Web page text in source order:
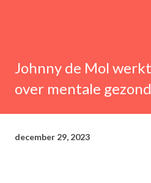
Johnny de Mol
over mentale
december 29, 2023